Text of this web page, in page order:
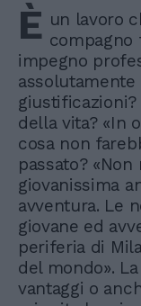
È un lavoro
compagno
impegno
assolutamente
giustificazioni?
della vita? «In
cosa non
passato?
giovanissima
avventura. Le
giovane ed
periferia di
del mondo».
vantaggi o